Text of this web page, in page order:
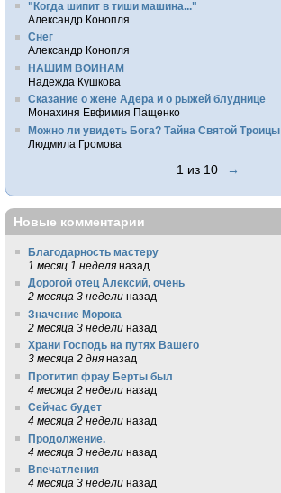
"Когда шипит в тиши машина..."
Александр Конопля
Снег
Александр Конопля
НАШИМ ВОИНАМ
Надежда Кушкова
Сказание о жене Адера и о рыжей блуднице
Монахиня Евфимия Пащенко
Можно ли увидеть Бога? Тайна Святой Троицы
Людмила Громова
1 из 10 →
Новые комментарии
Благодарность мастеру
1 месяц 1 неделя назад
Дорогой отец Алексий, очень
2 месяца 3 недели назад
Значение Морока
2 месяца 3 недели назад
Храни Господь на путях Вашего
3 месяца 2 дня назад
Протитип фрау Берты был
4 месяца 2 недели назад
Сейчас будет
4 месяца 2 недели назад
Продолжение.
4 месяца 3 недели назад
Впечатления
4 месяца 3 недели назад